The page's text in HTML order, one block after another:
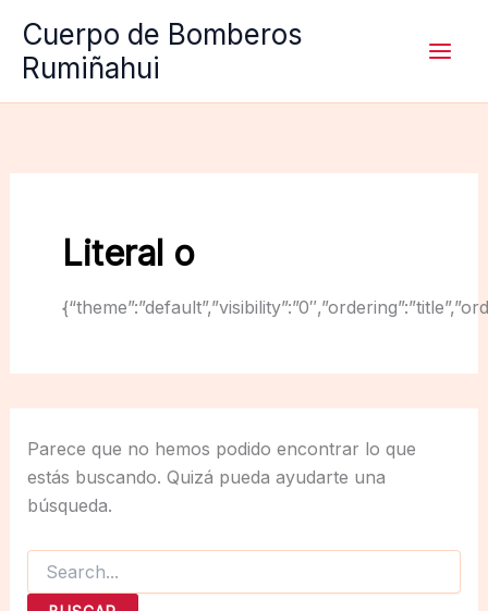
contenido
Cuerpo de Bomberos
Rumiñahui
Literal o
Parece que no hemos podido encontrar lo que
estás buscando. Quizá pueda ayudarte una
búsqueda.
Buscar
por: